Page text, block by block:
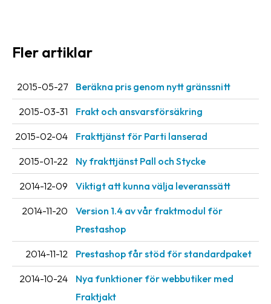
Fler artiklar
2015-05-27 Beräkna pris genom nytt gränssnitt
2015-03-31 Frakt och ansvarsförsäkring
2015-02-04 Frakttjänst för Parti lanserad
2015-01-22 Ny frakttjänst Pall och Stycke
2014-12-09 Viktigt att kunna välja leveranssätt
2014-11-20
Version 1.4 av vår fraktmodul för
Prestashop
2014-11-12 Prestashop får stöd för standardpaket
2014-10-24
Nya funktioner för webbutiker med
Fraktjakt